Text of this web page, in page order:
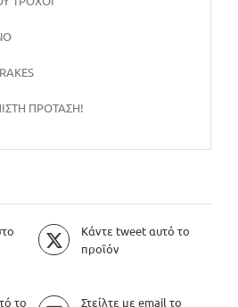
ΠΡΟΤΑΣΗ!
Κάντε tweet αυτό το
προϊόν
το
Στείλτε με email το